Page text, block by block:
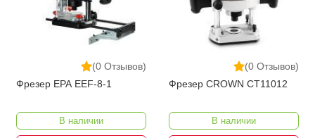
(0 Отзывов)
Фрезер EPA EEF-8-1
В наличии
(0 Отзывов)
Фрезер CROWN CT11012
В наличии